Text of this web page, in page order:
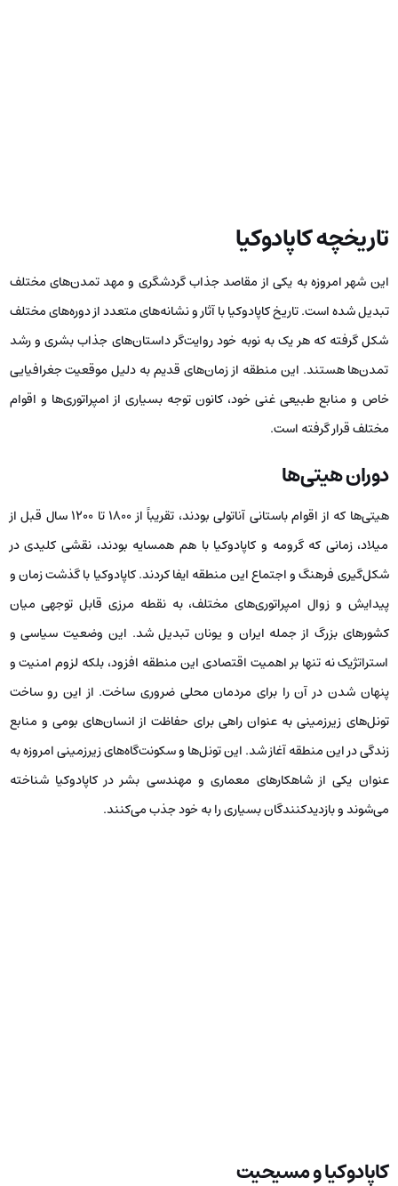
تاریخچه کاپادوکیا
این شهر امروزه به یکی از مقاصد جذاب گردشگری و مهد تمدن‌های مختلف
تبدیل شده است. تاریخ کاپادوکیا با آثار و نشانه‌های متعدد از دوره‌های مختلف
شکل گرفته که هر یک به نوبه خود روایت‌گر داستان‌های جذاب بشری و رشد
تمدن‌ها هستند. این منطقه از زمان‌های قدیم به دلیل موقعیت جغرافیایی
خاص و منابع طبیعی غنی خود، کانون توجه بسیاری از امپراتوری‌ها و اقوام
مختلف قرار گرفته است.
دوران هیتی‌ها
هیتی‌ها که از اقوام باستانی آناتولی بودند، تقریباً از ۱۸۰۰ تا ۱۲۰۰ سال قبل از
میلاد، زمانی که گرومه و کاپادوکیا با هم همسایه بودند، نقشی کلیدی در
شکل‌گیری فرهنگ و اجتماع این منطقه ایفا کردند. کاپادوکیا با گذشت زمان و
پیدایش و زوال امپراتوری‌های مختلف، به نقطه مرزی قابل توجهی میان
کشورهای بزرگ از جمله ایران و یونان تبدیل شد. این وضعیت سیاسی و
استراتژیک نه تنها بر اهمیت اقتصادی این منطقه افزود، بلکه لزوم امنیت و
پنهان شدن در آن را برای مردمان محلی ضروری ساخت. از این رو ساخت
تونل‌های زیرزمینی به عنوان راهی برای حفاظت از انسان‌های بومی و منابع
زندگی در این منطقه آغاز شد. این تونل‌ها و سکونت‌گاه‌های زیرزمینی امروزه به
عنوان یکی از شاهکارهای معماری و مهندسی بشر در کاپادوکیا شناخته
می‌شوند و بازدیدکنندگان بسیاری را به خود جذب می‌کنند.
کاپادوکیا و مسیحیت